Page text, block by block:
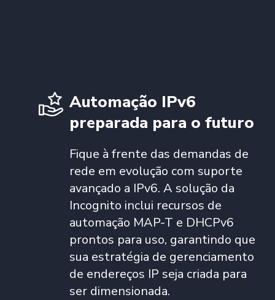
Automação IPv6
preparada para o futuro
Fique à frente das demandas de
rede em evolução com suporte
avançado a IPv6. A solução da
Incognito inclui recursos de
automação MAP-T e DHCPv6
prontos para uso, garantindo que
sua estratégia de gerenciamento
de endereços IP seja criada para
ser dimensionada.